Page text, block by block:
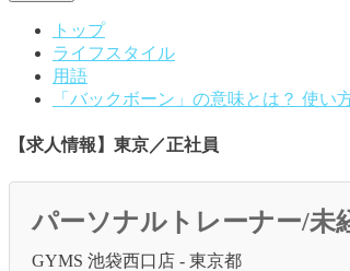
トップ
ライフスタイル
用語
「バックボーン」の意味とは？ 使い
【求人情報】東京／正社員
パーソナルトレーナー/未
GYMS 池袋西口店 - 東京都